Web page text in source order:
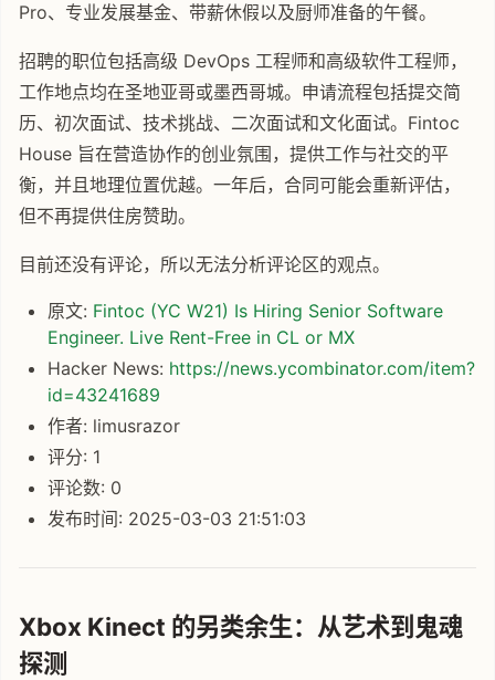
Pro、专业发展基金、带薪休假以及厨师准备的午餐。
招聘的职位包括高级 DevOps 工程师和高级软件工程师，
工作地点均在圣地亚哥或墨西哥城。申请流程包括提交简
历、初次面试、技术挑战、二次面试和文化面试。Fintoc
House 旨在营造协作的创业氛围，提供工作与社交的平
衡，并且地理位置优越。一年后，合同可能会重新评估，
但不再提供住房赞助。
目前还没有评论，所以无法分析评论区的观点。
原文: Fintoc (YC W21) Is Hiring Senior Software
Engineer. Live Rent-Free in CL or MX
Hacker News: https://news.ycombinator.com/item?
id=43241689
作者: limusrazor
评分: 1
评论数: 0
发布时间: 2025-03-03 21:51:03
Xbox Kinect 的另类余生：从艺术到鬼魂
探测